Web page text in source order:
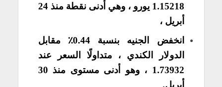
1.15218 يورو ، وهي أدنى نقطة منذ 24
أبريل ،
انخفض الجنيه بنسبة 0.44٪ مقابل
الدولار الكندي ، متداولًا السعر عند
1.73932 ، وهو أدنى مستوى منذ 30
أبريل.